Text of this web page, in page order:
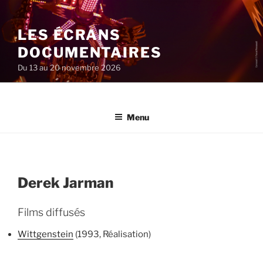
au
contenu
principal
LES ÉCRANS
DOCUMENTAIRES
Du 13 au 20 novembre 2026
Menu
Derek Jarman
Films diffusés
Wittgenstein (1993, Réalisation)